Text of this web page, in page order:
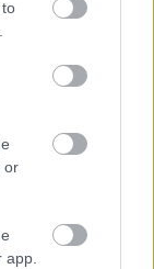
or
legerősebbek
továbbra
a